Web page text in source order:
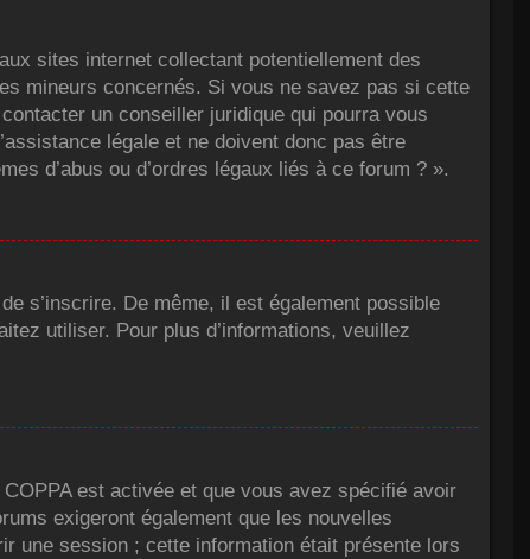
sites internet collectant potentiellement des
mineurs concernés. Si vous ne savez pas si cette
un conseiller juridique qui pourra vous
légale et ne doivent donc pas être
d’abus ou d’ordres légaux liés à ce forum ? ».
s’inscrire. De même, il est également possible
utiliser. Pour plus d’informations, veuillez
est activée et que vous avez spécifié avoir
exigeront également que les nouvelles
une session ; cette information était présente lors